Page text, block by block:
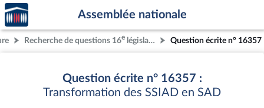
Aller au contenu
Aller en bas de la page
Accèder
à la
page
d'accueil
Assemblée nationale
Recherche de questions 16e législature Question écrite n° 16357
Question écrite n° 16357 :
Transformation des SSIAD en SAD